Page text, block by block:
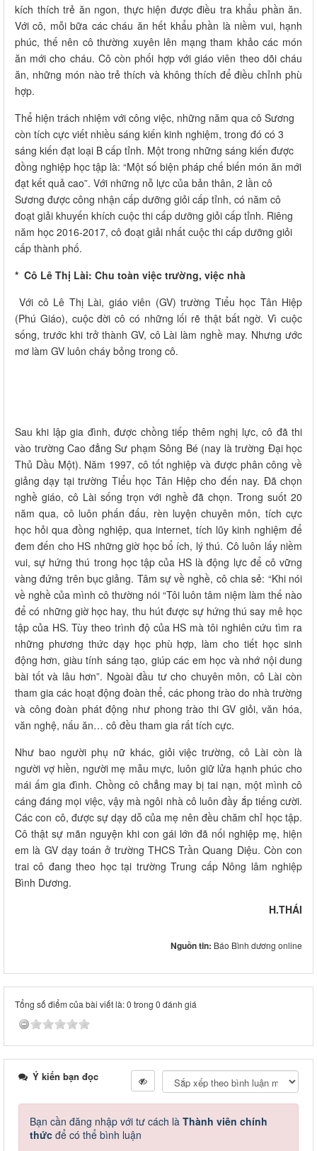
kích thích trẻ ăn ngon, thực hiện được điều tra khẩu phần ăn.
Với cô, mỗi bữa các cháu ăn hết khẩu phần là niềm vui, hạnh
phúc, thế nên cô thường xuyên lên mạng tham khảo các món
ăn mới cho cháu. Cô còn phối hợp với giáo viên theo dõi cháu
ăn, những món nào trẻ thích và không thích để điều chỉnh phù
hợp.
Thể hiện trách nhiệm với công việc, những năm qua cô Sương
còn tích cực viết nhiều sáng kiến kinh nghiệm, trong đó có 3
sáng kiến đạt loại B cấp tỉnh. Một trong những sáng kiến được
đồng nghiệp học tập là: “Một số biện pháp chế biến món ăn mới
đạt kết quả cao”. Với những nỗ lực của bản thân, 2 lần cô
Sương được công nhận cấp dưỡng giỏi cấp tỉnh, có năm cô
đoạt giải khuyến khích cuộc thi cấp dưỡng giỏi cấp tỉnh. Riêng
năm học 2016-2017, cô đoạt giải nhất cuộc thi cấp dưỡng giỏi
cấp thành phố.
* Cô Lê Thị Lài: Chu toàn việc trường, việc nhà
Với cô Lê Thị Lài, giáo viên (GV) trường Tiểu học Tân Hiệp
(Phú Giáo), cuộc đời cô có những lối rẽ thật bất ngờ. Vì cuộc
sống, trước khi trở thành GV, cô Lài làm nghề may. Nhưng ước
mơ làm GV luôn cháy bỏng trong cô.
Sau khi lập gia đình, được chồng tiếp thêm nghị lực, cô đã thi
vào trường Cao đẳng Sư phạm Sông Bé (nay là trường Đại học
Thủ Dầu Một). Năm 1997, cô tốt nghiệp và được phân công về
giảng dạy tại trường Tiểu học Tân Hiệp cho đến nay. Đã chọn
nghề giáo, cô Lài sống trọn với nghề đã chọn. Trong suốt 20
năm qua, cô luôn phấn đấu, rèn luyện chuyên môn, tích cực
học hỏi qua đồng nghiệp, qua internet, tích lũy kinh nghiệm để
đem đến cho HS những giờ học bổ ích, lý thú. Cô luôn lấy niềm
vui, sự hứng thú trong học tập của HS là động lực để cô vững
vàng đứng trên bục giảng. Tâm sự về nghề, cô chia sẻ: “Khi nói
về nghề của mình cô thường nói “Tôi luôn tâm niệm làm thế nào
để có những giờ học hay, thu hút được sự hứng thú say mê học
tập của HS. Tùy theo trình độ của HS mà tôi nghiên cứu tìm ra
những phương thức dạy học phù hợp, làm cho tiết học sinh
động hơn, giàu tính sáng tạo, giúp các em học và nhớ nội dung
bài tốt và lâu hơn”. Ngoài đầu tư cho chuyên môn, cô Lài còn
tham gia các hoạt động đoàn thể, các phong trào do nhà trường
và công đoàn phát động như phong trào thi GV giỏi, văn hóa,
văn nghệ, nấu ăn… cô đều tham gia rất tích cực.
Như bao người phụ nữ khác, giỏi việc trường, cô Lài còn là
người vợ hiền, người mẹ mẫu mực, luôn giữ lửa hạnh phúc cho
mái ấm gia đình. Chồng cô chẳng may bị tai nạn, một mình cô
cáng đáng mọi việc, vậy mà ngôi nhà cô luôn đầy ắp tiếng cười.
Các con cô, được sự dạy dỗ của mẹ nên đều chăm chỉ học tập.
Cô thật sự mãn nguyện khi con gái lớn đã nối nghiệp mẹ, hiện
em là GV dạy toán ở trường THCS Trần Quang Diệu. Còn con
trai cô đang theo học tại trường Trung cấp Nông lâm nghiệp
Bình Dương.
H.THÁI
Nguồn tin: Báo Bình dương online
Tổng số điểm của bài viết là: 0 trong 0 đánh giá
Ý kiến bạn đọc
Bạn cần đăng nhập với tư cách là Thành viên chính
thức để có thể bình luận